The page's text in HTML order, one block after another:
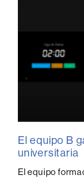
El equipo B
universitaria
El equipo